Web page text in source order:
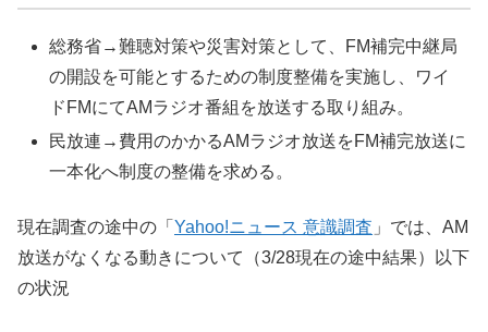
総務省→難聴対策や災害対策として、FM補完中継局
の開設を可能とするための制度整備を実施し、ワイ
ドFMにてAMラジオ番組を放送する取り組み。
民放連→費用のかかるAMラジオ放送をFM補完放送に
一本化へ制度の整備を求める。
現在調査の途中の「 Yahoo!ニュース 意識調査 」では、AM
放送がなくなる動きについて（3/28現在の途中結果）以下
の状況